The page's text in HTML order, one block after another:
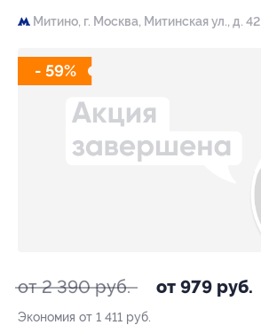
Митино, г. Москва, Митинская ул., д. 42
- 59%
от 2 390 руб. от 979 руб.
Экономия от 1 411 руб.